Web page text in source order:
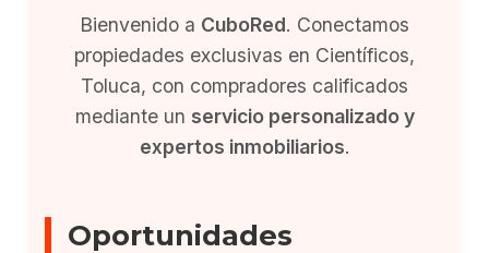
Bienvenido a CuboRed. Conectamos
propiedades exclusivas en Científicos,
Toluca, con compradores calificados
mediante un servicio personalizado y
expertos inmobiliarios.
Oportunidades